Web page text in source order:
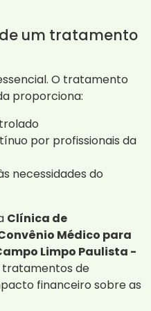
um tratamento
O tratamento
proporciona:
por profissionais da
necessidades do
Clínica de
Médico para
Limpo Paulista -
tratamentos de
financeiro sobre as